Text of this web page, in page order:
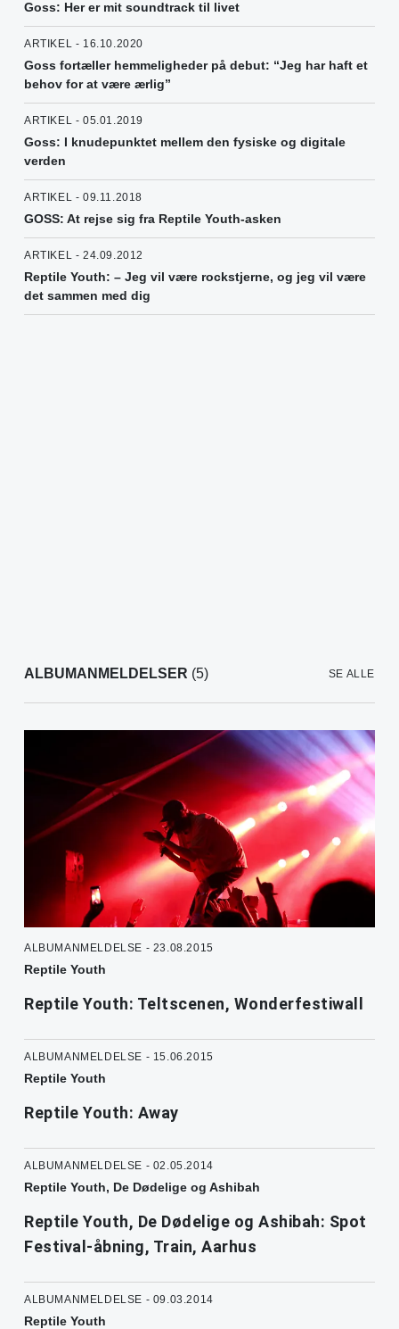
Goss: Her er mit soundtrack til livet
ARTIKEL - 16.10.2020
Goss fortæller hemmeligheder på debut: “Jeg har haft et
behov for at være ærlig”
ARTIKEL - 05.01.2019
Goss: I knudepunktet mellem den fysiske og digitale
verden
ARTIKEL - 09.11.2018
GOSS: At rejse sig fra Reptile Youth-asken
ARTIKEL - 24.09.2012
Reptile Youth: – Jeg vil være rockstjerne, og jeg vil være
det sammen med dig
ALBUMANMELDELSER (5) SE ALLE
ALBUMANMELDELSE - 23.08.2015
Reptile Youth
Reptile Youth: Teltscenen, Wonderfestiwall
ALBUMANMELDELSE - 15.06.2015
Reptile Youth
Reptile Youth: Away
ALBUMANMELDELSE - 02.05.2014
Reptile Youth, De Dødelige og Ashibah
Reptile Youth, De Dødelige og Ashibah: Spot
Festival-åbning, Train, Aarhus
ALBUMANMELDELSE - 09.03.2014
Reptile Youth